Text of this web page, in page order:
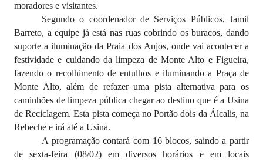
moradores e visitantes.
Segundo o coordenador de Serviços Públicos, Jamil
Barreto, a equipe já está nas ruas cobrindo os buracos, dando
suporte a iluminação da Praia dos Anjos, onde vai acontecer a
festividade e cuidando da limpeza de Monte Alto e Figueira,
fazendo o recolhimento de entulhos e iluminando a Praça de
Monte Alto, além de refazer uma pista alternativapara os
caminhões de limpeza pública chegar ao destino que é a Usina
de Reciclagem. Esta pista começa no Portão dois da Álcalis, na
Rebeche e irá até a Usina.
A programação contará com 16 blocos, saindo a partir
de sexta-feira (08/02) em diversos horários e em locais